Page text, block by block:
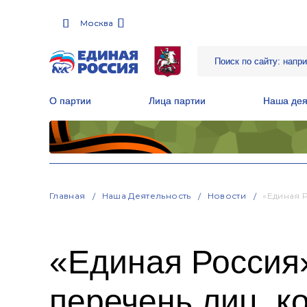
Москва
О партии Лица партии Наша
Главная Наша Деятельность Новости «Единая
«Единая
Москва
О партии Лица партии Наша